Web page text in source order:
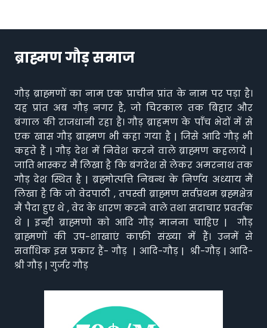
ब्राह्मण गौड़ समाज
गौड़ ब्राह्मणों का नाम एक प्राचीन प्रांत के नाम पर पड़ा है।
यह प्रांत अब गौड़ नगर है, जो चिरकाल तक बिहार और
बंगाल की राजधानी रहा है। गौड़ ब्राहमण के पाँच भेदों में से
एक खास गौड़ ब्राह्मण भी कहा गया है | जिसे आदि गौड़ भी
कहते हैं | गौड़ देश में निवेश करने वाले ब्राह्मण कहलाये |
जाति भास्कर मैं लिखा है कि बंगदेश से लेकर अमरनाथ तक
गौड़ देश स्थित है | ब्रह्मोत्पत्ति निबन्ध के निर्णय अध्याय मैं
लिखा है कि जो वेदपाठी , तपस्वी ब्राह्मण सर्वप्रथम ब्रह्मक्षेत्र
मैं पैदा हुए थे , वेद के धारण करने वाले तथा सदाचार प्रवर्तक
थे | इन्ही ब्राह्मणो को आदि गौड़ मानना चाहिए | गौड़
ब्राह्मणों की उप-शाखाएं काफ़ी संख्या में हैं। उनमें से
सर्वाधिक इस प्रकार हैं- गौड़ | आदि-गौड़ | श्री-गौड़ | आदि-
श्री गौड़ | गुर्जर गौड़